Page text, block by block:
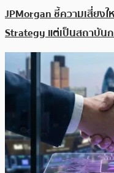
JPMorgan ชี้ความเสี่ยง
Strategy แต่เป็นสถาบัน